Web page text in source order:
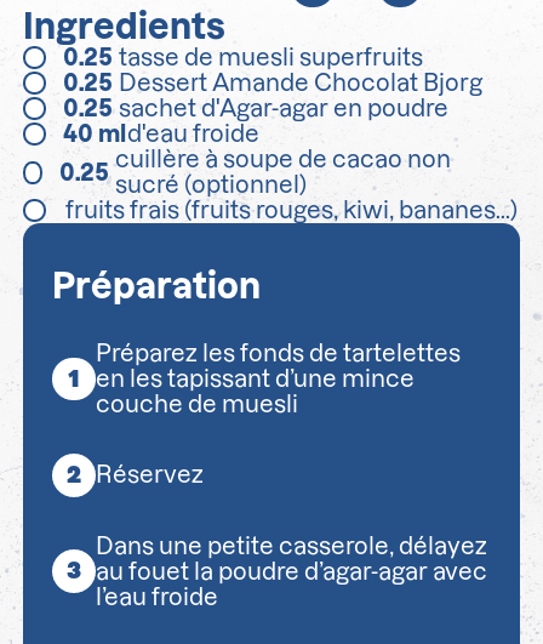
Ingredients
0.25 tasse de muesli superfruits
0.25 Dessert Amande Chocolat Bjorg
0.25 sachet d'Agar-agar en poudre
40 ml d'eau froide
0.25 cuillère à soupe de cacao non
sucré (optionnel)
fruits frais (fruits rouges, kiwi, bananes...)
Préparation
Préparez les fonds de tartelettes
en les tapissant d’une mince
couche de muesli
Réservez
Dans une petite casserole, délayez
au fouet la poudre d’agar-agar avec
l’eau froide